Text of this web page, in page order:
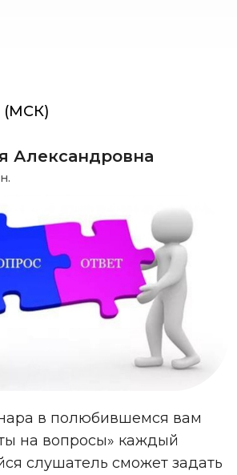
(МСК)
Александровна
в полюбившемся вам
на вопросы» каждый
слушатель сможет задать